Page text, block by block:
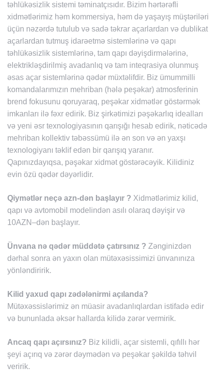
təhlükəsizlik sistemi təminatçısıdır. Bizim hərtərəfli
xidmətlərimiz həm kommersiya, həm də yaşayış müştəriləri
üçün nəzərdə tutulub və sadə təkrar açarlardan və dublikat
açarlardan tutmuş idarəetmə sistemlərinə və qapı
təhlükəsizlik sistemlərinə, tam qapı dəyişdirmələrinə,
elektrikləşdirilmiş avadanlıq və tam inteqrasiya olunmuş
əsas açar sistemlərinə qədər müxtəlifdir. Biz ümummilli
komandalarımızın mehriban (hələ peşəkar) atmosferinin
brend fokusunu qoruyaraq, peşəkar xidmətlər göstərmək
imkanları ilə fəxr edirik. Biz şirkətimizi pəşəkarlıq idealları
və yeni əsr texnologiyasının qarışığı hesab edirik, nəticədə
mehriban kollektiv təbəssümü ilə ən son və ən yaxşı
texnologiyanı təklif edən bir qarışıq yaranır.
Qapınızdayıqsa, pəşəkar xidmət göstərəcəyik. Kilidiniz
evin özü qədər dəyərlidir.
Qiymətlər neçə azn-dən başlayır ? Xidmətlərimiz kilid,
qapı və avtomobil modelindən asılı olaraq dəyişir və
10AZN–dən başlayır.
Ünvana nə qədər müddətə çatırsınız ? Zənginizdən
dərhal sonra ən yaxın olan mütəxəsissimizi ünvanınıza
yönləndiririk.
Kilid yaxud qapı zədələnirmi açılanda?
Mütəxəssislərimiz ən müasir avadanlıqlardan istifadə edir
və bununlada əksər hallarda kilidə zərər vermirik.
Ancaq qapı açırsınız? Biz kilidli, açar sistemli, qıfıllı hər
şeyi açırıq və zərər dəymədən və peşəkar şəkildə təhvil
veririk.